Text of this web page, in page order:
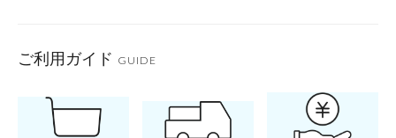
ご利用ガイド GUIDE